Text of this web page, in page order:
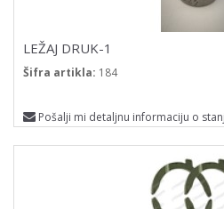
LEŽAJ DRUK-1
Šifra artikla: 184
Pošalji mi detaljnu informaciju o